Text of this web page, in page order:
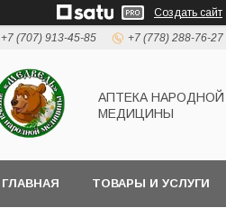
Создать сайт
+7 (707) 913-45-85 +7 (778) 288-76-27
АПТЕКА НАРОДНОЙ
МЕДИЦИНЫ
ГЛАВНАЯ ТОВАРЫ И УСЛУГИ